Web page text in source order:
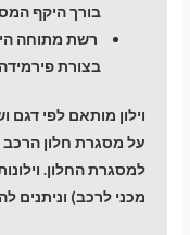
בורך היקף
רשת מתוחה
בצורת פירמידה
וילון מותאם לפי דגם
על מסגרת חלון
מכני לרכב) וניתנים